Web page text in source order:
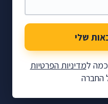
שלי
למדיניות הפרטיות
החברה